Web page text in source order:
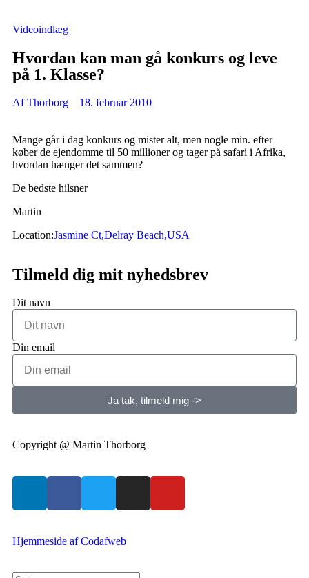
Videoindlæg
Hvordan kan man gå konkurs og leve
på 1. Klasse?
AfThorborg 18. februar 2010
Mange går i dag konkurs og mister alt, men nogle min. efter
køber de ejendomme til 50 millioner og tager på safari i Afrika,
hvordan hænger det sammen?
De bedste hilsner
Martin
Location:Jasmine Ct,Delray Beach,USA
Tilmeld dig mit nyhedsbrev
Dit navn
Din email
Ja tak, tilmeld mig ->
Copyright @ Martin Thorborg
Hjemmeside af Codafweb